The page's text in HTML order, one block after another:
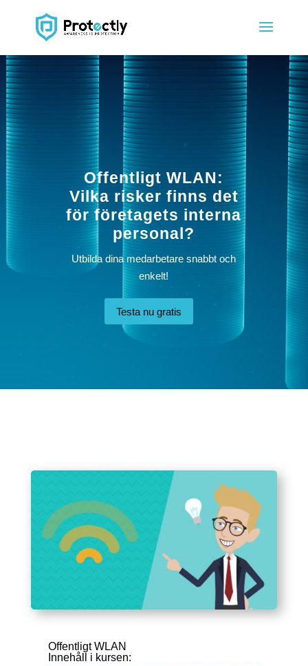
Offentligt WLAN:
Vilka risker finns det
för företagets interna
personal?
Utbilda dina medarbetare snabbt och
enkelt!
Testa nu gratis
Offentligt WLAN
Innehåll i kursen: